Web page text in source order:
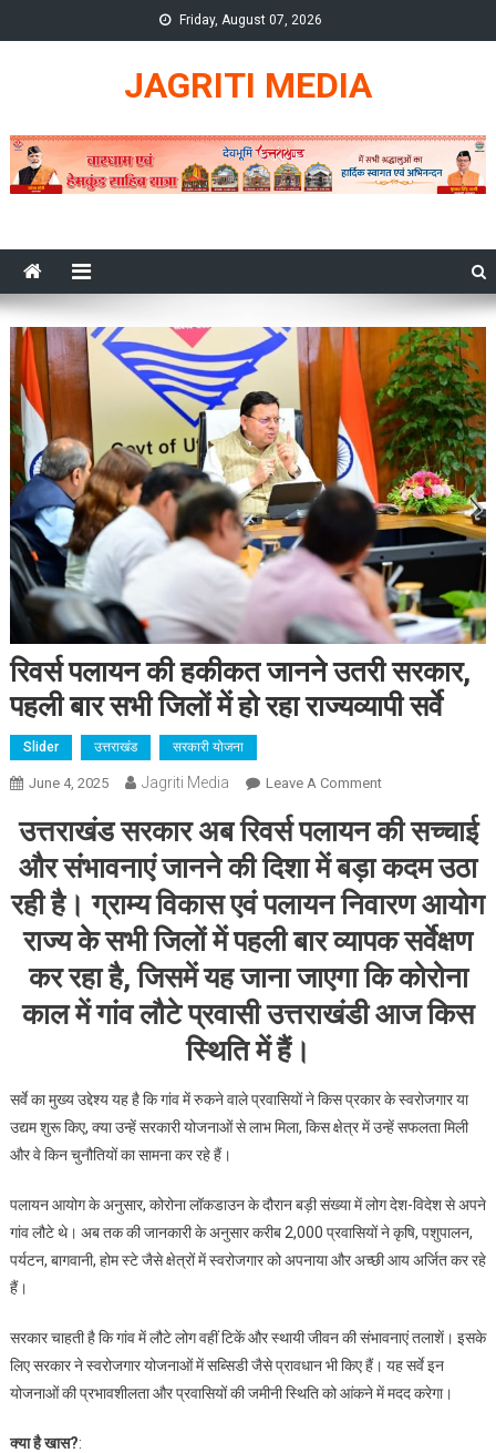
to
Friday, August 07, 2026
JAGRITI MEDIA
रिवर्स पलायन की हकीकत जानने उतरी सरकार,
पहली बार सभी जिलों में हो रहा राज्यव्यापी सर्वे
Slider उत्तराखंड सरकारी योजना
June 4, 2025 Jagriti Media Leave A CommentOn
पलायन
की
हकीकत
जानने
उतरी
सरकार,
पहली
बार
में
रहा
उत्तराखंड सरकार अब रिवर्स पलायन की सच्चाई
और संभावनाएं जानने की दिशा में बड़ा कदम उठा
रही है। ग्राम्य विकास एवं पलायन निवारण आयोग
राज्य के सभी जिलों में पहली बार व्यापक सर्वेक्षण
कर रहा है, जिसमें यह जाना जाएगा कि कोरोना
काल में गांव लौटे प्रवासी उत्तराखंडी आज किस
स्थिति में हैं।
सर्वे का मुख्य उद्देश्य यह है कि गांव में रुकने वाले प्रवासियों ने किस प्रकार के स्वरोजगार या
उद्यम शुरू किए, क्या उन्हें सरकारी योजनाओं से लाभ मिला, किस क्षेत्र में उन्हें सफलता मिली
और वे किन चुनौतियों का सामना कर रहे हैं।
पलायन आयोग के अनुसार, कोरोना लॉकडाउन के दौरान बड़ी संख्या में लोग देश-विदेश से अपने
गांव लौटे थे। अब तक की जानकारी के अनुसार करीब 2,000 प्रवासियों ने कृषि, पशुपालन,
पर्यटन, बागवानी, होम स्टे जैसे क्षेत्रों में स्वरोजगार को अपनाया और अच्छी आय अर्जित कर रहे
हैं।
सरकार चाहती है कि गांव में लौटे लोग वहीं टिकें और स्थायी जीवन की संभावनाएं तलाशें। इसके
लिए सरकार ने स्वरोजगार योजनाओं में सब्सिडी जैसे प्रावधान भी किए हैं। यह सर्वे इन
योजनाओं की प्रभावशीलता और प्रवासियों की जमीनी स्थिति को आंकने में मदद करेगा।
क्या है खास?: